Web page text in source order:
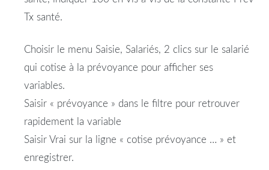
Tx santé.
Choisir le menu Saisie, Salariés, 2 clics sur le salarié
qui cotise à la prévoyance pour afficher ses
variables.
Saisir « prévoyance » dans le filtre pour retrouver
rapidement la variable
Saisir Vrai sur la ligne « cotise prévoyance … » et
enregistrer.